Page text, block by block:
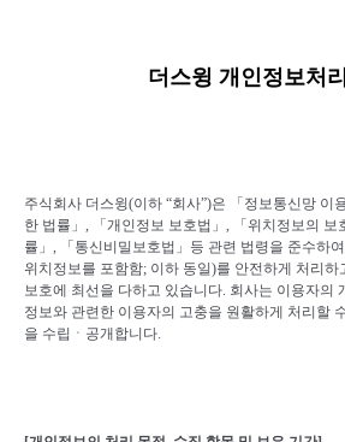
더스윙 개인정보처
주식회사 더스윙(이하 “회사”)은 「정보통신망 이
한 법률」 , 「개인정보 보호법」 ,
「위치정보의
률」 , 「통신비밀보호법」등 관련 법령을 준수하
위치정보를 포함함; 이하 동일)를 안전하게 처리하
보호에 최선을 다하고 있습니다. 회사는 이용자의
정보와 관련한 이용자의 고충을 원활하게 처리할
을 수립 ㆍ 공개합니다.